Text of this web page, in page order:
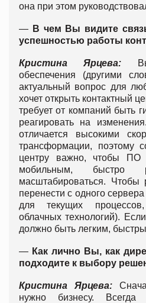
она при этом
— В чем Вы видите
успешностью работы
Кристина Ярцева:
обеспечения (другими
актуальный вопрос для
хочет открыть контактный
требует от компаний быть
реагировать на
отличается высокими
трансформации, поэтому
центру важно, чтобы ПО
мобильным, быстро
масштабироваться.
перенести с одного
для текущих
облачных технологий).
должно быть легким,
— Как лично Вы, как
подходите к выбору
Кристина Ярцева:
нужно бизнесу.